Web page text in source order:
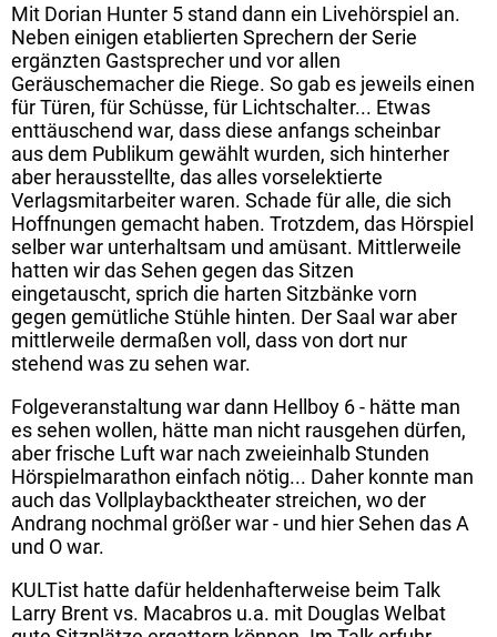
Mit Dorian Hunter 5 stand dann ein Livehörspiel an.
Neben einigen etablierten Sprechern der Serie
ergänzten Gastsprecher und vor allen
Geräuschemacher die Riege. So gab es jeweils einen
für Türen, für Schüsse, für Lichtschalter... Etwas
enttäuschend war, dass diese anfangs scheinbar
aus dem Publikum gewählt wurden, sich hinterher
aber herausstellte, das alles vorselektierte
Verlagsmitarbeiter waren. Schade für alle, die sich
Hoffnungen gemacht haben. Trotzdem, das Hörspiel
selber war unterhaltsam und amüsant. Mittlerweile
hatten wir das Sehen gegen das Sitzen
eingetauscht, sprich die harten Sitzbänke vorn
gegen gemütliche Stühle hinten. Der Saal war aber
mittlerweile dermaßen voll, dass von dort nur
stehend was zu sehen war.
Folgeveranstaltung war dann Hellboy 6 - hätte man
es sehen wollen, hätte man nicht rausgehen dürfen,
aber frische Luft war nach zweieinhalb Stunden
Hörspielmarathon einfach nötig... Daher konnte man
auch das Vollplaybacktheater streichen, wo der
Andrang nochmal größer war - und hier Sehen das A
und O war.
KULTist hatte dafür heldenhafterweise beim Talk
Larry Brent vs. Macabros u.a. mit Douglas Welbat